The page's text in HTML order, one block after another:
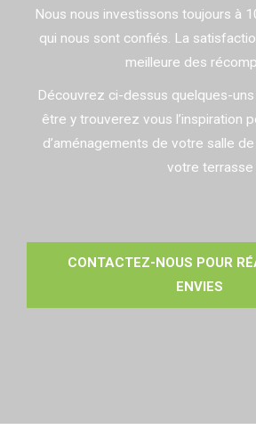
Nous nous investissons toujours à
qui nous sont confiés. La
meilleure des
Découvrez ci-dessus quelques-
être y trouverez vous l’inspiration
d’aménagements de votre salle
votre terrasse
CONTACTEZ-NOUS POUR
ENVIES